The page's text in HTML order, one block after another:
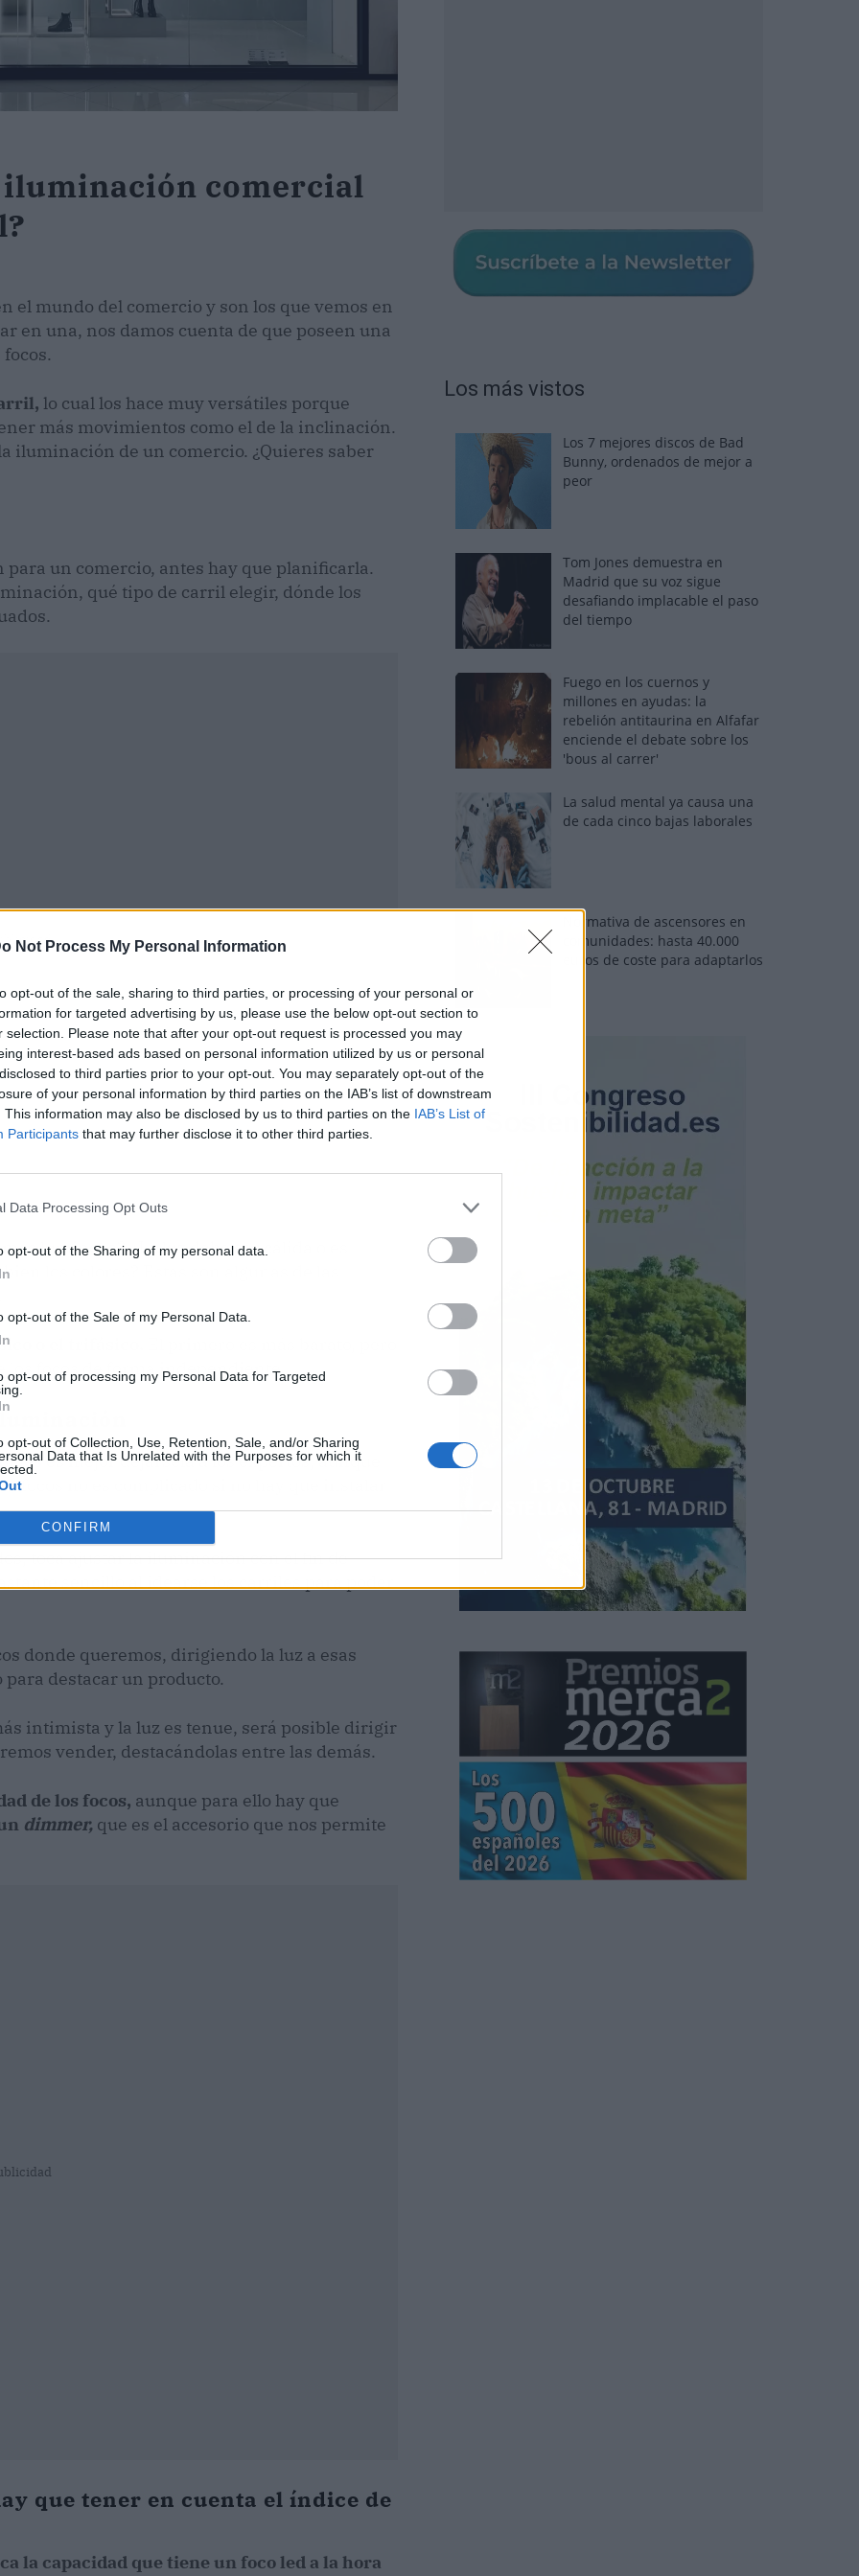
Not Process My Personal Information
opt-out of the sale, sharing to third parties, or processing of your personal or
for targeted advertising by us, please use the below opt-out section to
selection. Please note that after your opt-out request is processed you may
interest-based ads based on personal information utilized by us or personal
to third parties prior to your opt-out. You may separately opt-out of the
of your personal information by third parties on the IAB’s list of downstream
This information may also be disclosed by us to third parties on the IAB’s List of
Participants that may further disclose it to other third parties.
Data Processing Opt Outs
opt-out of the Sharing of my personal data.
opt-out of the Sale of my Personal Data.
opt-out of processing my Personal Data for Targeted
opt-out of Collection, Use, Retention, Sale, and/or Sharing
Data that Is Unrelated with the Purposes for which it
CONFIRM
comercial
el mundo del comercio y son los que vemos en
en una, nos damos cuenta de que poseen una
lo cual los hace muy versátiles porque
más movimientos como el de la inclinación.
iluminación de un comercio. ¿Quieres saber
un comercio, antes hay que planificarla.
qué tipo de carril elegir, dónde los
luminoso? ¿La luz debe ser cálida o es
los colores? Estas son algunas de las
o el trifásico.
los focos de forma independiente.
es mejor dejársela a los expertos, aunque
focos no es complicado si no hay que instalar
toca ajustar la iluminación con el fin de
sencillo al idearse los carriles para poder
donde queremos, dirigiendo la luz a esas
destacar un producto.
intimista y la luz es tenue, será posible dirigir
vender, destacándolas entre las demás.
de los focos, aunque para ello hay que
dimmer, que es el accesorio que nos permite
que tener en cuenta el índice de
la capacidad que tiene un foco led a la hora
Los más vistos
Los 7 mejores discos de Bad
Bunny, ordenados de mejor a
peor
Tom Jones demuestra en
Madrid que su voz sigue
desafiando implacable el paso
del tiempo
Fuego en los cuernos y
millones en ayudas: la
rebelión antitaurina en Alfafar
enciende el debate sobre los
'bous al carrer'
La salud mental ya causa una
de cada cinco bajas laborales
Normativa de ascensores en
comunidades: hasta 40.000
euros de coste para adaptarlos